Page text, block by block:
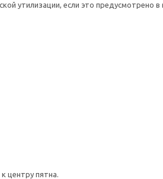
утилизации, если это предусмотрено в
центру пятна.